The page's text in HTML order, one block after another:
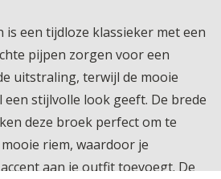
is een tijdloze klassieker met een
pijpen zorgen voor een
uitstraling, terwijl de mooie
stijlvolle look geeft. De brede
deze broek perfect om te
riem, waardoor je
aan je outfit toevoegt. De